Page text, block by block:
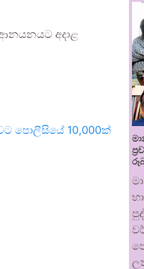
අදාළ
පොලීසියේ 10,000ක්